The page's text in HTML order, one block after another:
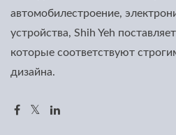
автомобилестроение,
устройства, Shih Yeh
которые соответствуют
дизайна.